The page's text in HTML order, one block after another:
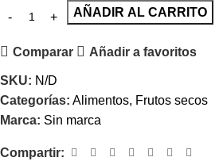
AÑADIR AL CARRITO
Comparar Añadir a favoritos
SKU: N/D
Categorías: Alimentos, Frutos secos
Marca: Sin marca
Compartir: